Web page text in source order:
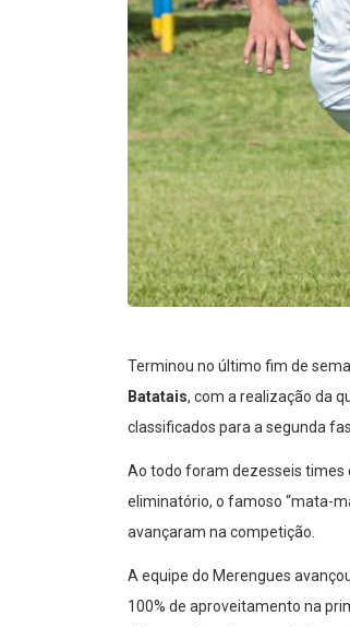
Terminou no último fim de
Batatais, com a realização da
classificados para a segunda
Ao todo foram dezesseis times
eliminatório, o famoso “mata-
avançaram na competição.
A equipe do Merengues
100% de aproveitamento na